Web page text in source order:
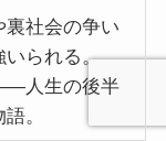
裏社会の争い
いられる。
人生の後半
。